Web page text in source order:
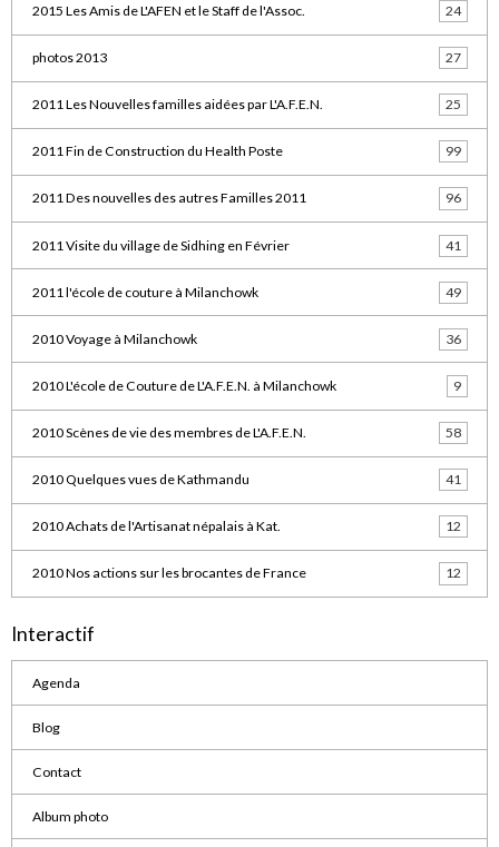
2015 Les Amis de L'AFEN et le Staff de l'Assoc. 24
photos 2013 27
2011 Les Nouvelles familles aidées par L'A.F.E.N. 25
2011 Fin de Construction du Health Poste 99
2011 Des nouvelles des autres Familles 2011 96
2011 Visite du village de Sidhing en Février 41
2011 l'école de couture à Milanchowk 49
2010 Voyage à Milanchowk 36
2010 L'école de Couture de L'A.F.E.N. à Milanchowk 9
2010 Scènes de vie des membres de L'A.F.E.N. 58
2010 Quelques vues de Kathmandu 41
2010 Achats de l'Artisanat népalais à Kat. 12
2010 Nos actions sur les brocantes de France 12
Interactif
Agenda
Blog
Contact
Album photo